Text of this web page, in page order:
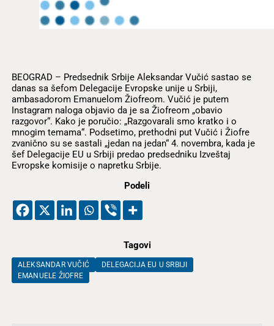
BEOGRAD – Predsednik Srbije Aleksandar Vučić sastao se
danas sa šefom Delegacije Evropske unije u Srbiji,
ambasadorom Emanuelom Žiofreom. Vučić je putem
Instagram naloga objavio da je sa Žiofreom „obavio
razgovor“. Kako je poručio: „Razgovarali smo kratko i o
mnogim temama“. Podsetimo, prethodni put Vučić i Žiofre
zvanično su se sastali „jedan na jedan“ 4. novembra, kada je
šef Delegacije EU u Srbiji predao predsedniku Izveštaj
Evropske komisije o napretku Srbije.
Podeli
Tagovi
ALEKSANDAR VUČIĆ
DELEGACIJA EU U SRBIJI
EMANUELE ŽIOFRE